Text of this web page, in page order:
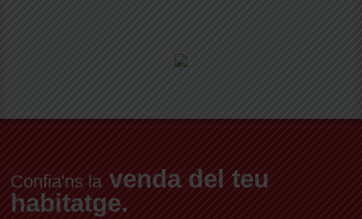
Confia'ns la venda del teu
habitatge.